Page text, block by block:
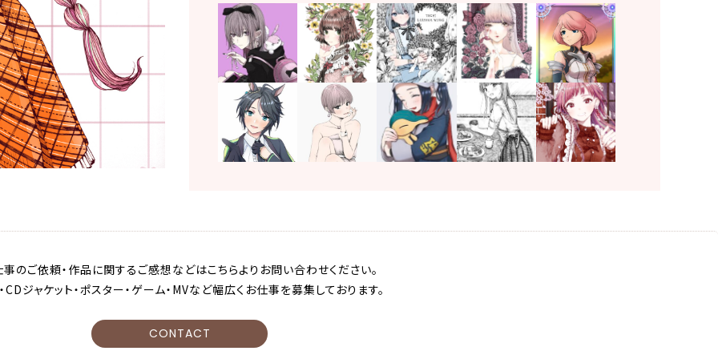
のご依頼・作品に関するご感想などはこちらよりお問い合わせください。
CDジャケット・ポスター・ゲーム・MVなど幅広くお仕事を募集しております。
CONTACT